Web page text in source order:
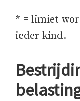
* = limiet
ieder kind.